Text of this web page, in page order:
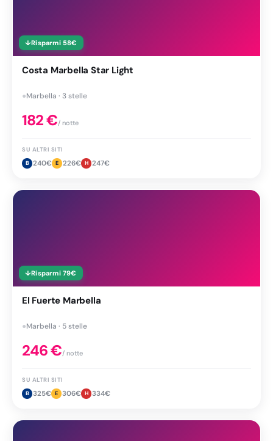
↓Risparmi 58€
Costa Marbella Star Light
●Marbella · 3 stelle
182€/ notte
SU ALTRI SITI
B 240€ E 226€ H 247€
↓Risparmi 79€
El Fuerte Marbella
●Marbella · 5 stelle
246€/ notte
SU ALTRI SITI
B 325€ E 306€ H 334€